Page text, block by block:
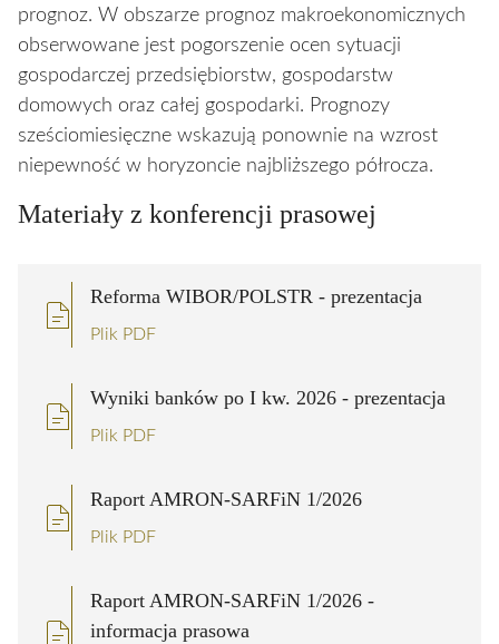
prognoz. W obszarze prognoz makroekonomicznych
obserwowane jest pogorszenie ocen sytuacji
gospodarczej przedsiębiorstw, gospodarstw
domowych oraz całej gospodarki. Prognozy
sześciomiesięczne wskazują ponownie na wzrost
niepewność w horyzoncie najbliższego półrocza.
Materiały z konferencji prasowej
Reforma WIBOR/POLSTR - prezentacja
Plik PDF
Wyniki banków po I kw. 2026 - prezentacja
Plik PDF
Raport AMRON-SARFiN 1/2026
Plik PDF
Raport AMRON-SARFiN 1/2026 -
informacja prasowa